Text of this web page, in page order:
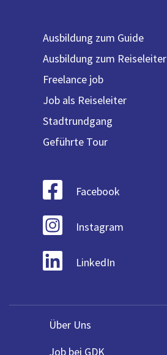
Ausbildung zum Guide
Ausbildung zum Reiseleiter
Freelance job
Job als Reiseleiter
Stadtrundgang
Geführte Tour
Facebook
Instagram
LinkedIn
Über Uns
Job bei GDK